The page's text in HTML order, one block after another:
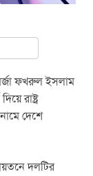
ফখরুল ইসলাম
রাষ্ট্র
দেশে
দলটির